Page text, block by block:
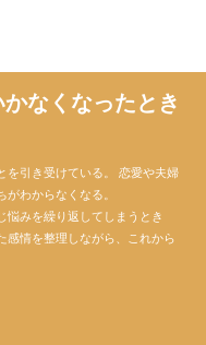
なくなったとき
を引き受けている。 恋愛や夫婦
わからなくなる。
悩みを繰り返してしまうとき
感情を整理しながら、これから